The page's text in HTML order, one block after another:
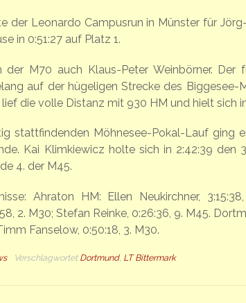
der Leonardo Campusrun in Münster für
in 0:51:27 auf Platz 1.
der M70 auch Klaus-Peter Weinbörner.
auf der hügeligen Strecke des Biggesee-
die volle Distanz mit 930 HM und hielt sich
stattfindenden Möhnesee-Pokal-Lauf ging
Kai Klimkiewicz holte sich in 2:42:39
4. der M45.
Ahraton HM: Ellen Neukirchner,
2. M30; Stefan Reinke, 0:26:36, 9. M45.
Fanselow, 0:50:18, 3. M30.
Verschlagwortet Dortmund, LT Bittermark